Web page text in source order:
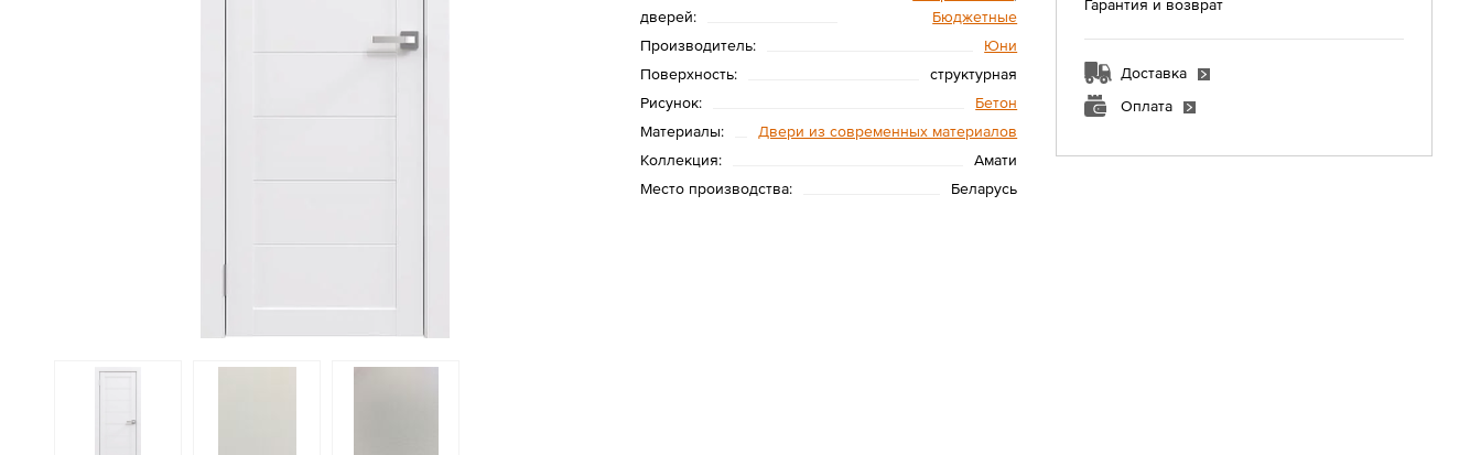
дверей:
Бюджетные
Производитель:
Юни
Поверхность:
структурная
Рисунок:
Бетон
Материалы:
Двери из современных материалов
Коллекция:
Амати
Место производства:
Беларусь
Гарантия и возврат
Доставка
Оплата